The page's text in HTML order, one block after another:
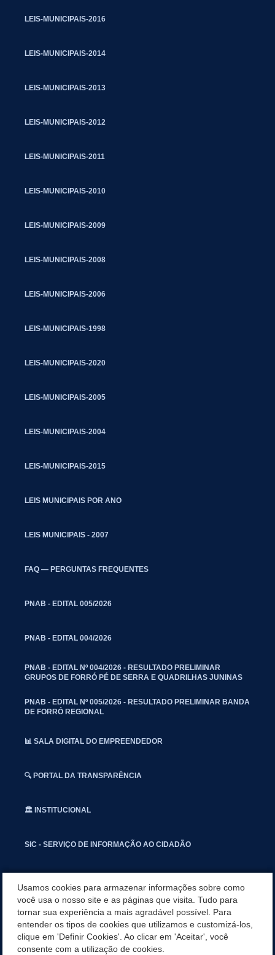
LEIS-MUNICIPAIS-2016
LEIS-MUNICIPAIS-2014
LEIS-MUNICIPAIS-2013
LEIS-MUNICIPAIS-2012
LEIS-MUNICIPAIS-2011
LEIS-MUNICIPAIS-2010
LEIS-MUNICIPAIS-2009
LEIS-MUNICIPAIS-2008
LEIS-MUNICIPAIS-2006
LEIS-MUNICIPAIS-1998
LEIS-MUNICIPAIS-2020
LEIS-MUNICIPAIS-2005
LEIS-MUNICIPAIS-2004
LEIS-MUNICIPAIS-2015
LEIS MUNICIPAIS POR ANO
LEIS MUNICIPAIS - 2007
FAQ — PERGUNTAS FREQUENTES
PNAB - EDITAL 005/2026
PNAB - EDITAL 004/2026
PNAB - EDITAL Nº 004/2026 - RESULTADO PRELIMINAR
GRUPOS DE FORRÓ PÉ DE SERRA E QUADRILHAS JUNINAS
PNAB - EDITAL Nº 005/2026 - RESULTADO PRELIMINAR BANDA
DE FORRÓ REGIONAL
📊 SALA DIGITAL DO EMPREENDEDOR
🔍 PORTAL DA TRANSPARÊNCIA
🏛️ INSTITUCIONAL
SIC - SERVIÇO DE INFORMAÇÃO AO CIDADÃO
INSTAGRAN
📱🩺 SAUDE CONECTADA
Usamos cookies para armazenar informações sobre como
você usa o nosso site e as páginas que visita. Tudo para
tornar sua experiência a mais agradável possível. Para
entender os tipos de cookies que utilizamos e customizá-los,
clique em 'Definir Cookies'. Ao clicar em 'Aceitar', você
consente com a utilização de cookies.